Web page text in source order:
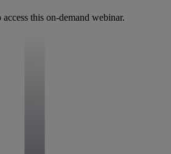
this on-demand webinar.